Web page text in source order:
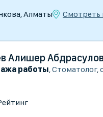
Алматы
Смотреть
Алишер
работы,Стоматолог,